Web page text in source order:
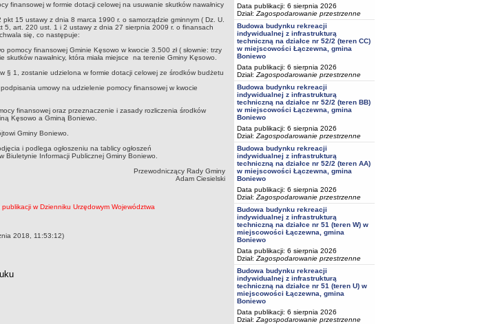
finansowej w formie dotacji celowej na usuwanie skutków nawałnicy
15 ustawy z dnia 8 marca 1990 r. o samorządzie gminnym ( Dz. U.
5, art. 220 ust. 1 i 2 ustawy z dnia 27 sierpnia 2009 r. o finansach
się, co następuje:
finansowej Gminie Kęsowo w kwocie 3.500 zł ( słownie: trzy
skutków nawałnicy, która miała miejsce na terenie Gminy Kęsowo.
1, zostanie udzielona w formie dotacji celowej ze środków budżetu
umowy na udzielenie pomocy finansowej w kwocie
finansowej oraz przeznaczenie i zasady rozliczenia środków
Kęsowo a Gminą Boniewo.
Gminy Boniewo.
i podlega ogłoszeniu na tablicy ogłoszeń
Biuletynie Informacji Publicznej Gminy Boniewo.
Przewodniczący Rady Gminy
Adam Ciesielski
w Dzienniku Urzędowym Województwa
2018, 11:53:12)
Data publikacji: 6 sierpnia 2026
Dział: Zagospodarowanie przestrzenne
Budowa budynku rekreacji
indywidualnej z infrastrukturą
techniczną na działce nr 52/2 (teren CC)
w miejscowości Łączewna, gmina
Boniewo
Data publikacji: 6 sierpnia 2026
Dział: Zagospodarowanie przestrzenne
Budowa budynku rekreacji
indywidualnej z infrastrukturą
techniczną na działce nr 52/2 (teren BB)
w miejscowości Łączewna, gmina
Boniewo
Data publikacji: 6 sierpnia 2026
Dział: Zagospodarowanie przestrzenne
Budowa budynku rekreacji
indywidualnej z infrastrukturą
techniczną na działce nr 52/2 (teren AA)
w miejscowości Łączewna, gmina
Boniewo
Data publikacji: 6 sierpnia 2026
Dział: Zagospodarowanie przestrzenne
Budowa budynku rekreacji
indywidualnej z infrastrukturą
techniczną na działce nr 51 (teren W) w
miejscowości Łączewna, gmina
Boniewo
Data publikacji: 6 sierpnia 2026
Dział: Zagospodarowanie przestrzenne
Budowa budynku rekreacji
indywidualnej z infrastrukturą
techniczną na działce nr 51 (teren U) w
miejscowości Łączewna, gmina
Boniewo
Data publikacji: 6 sierpnia 2026
Dział: Zagospodarowanie przestrzenne